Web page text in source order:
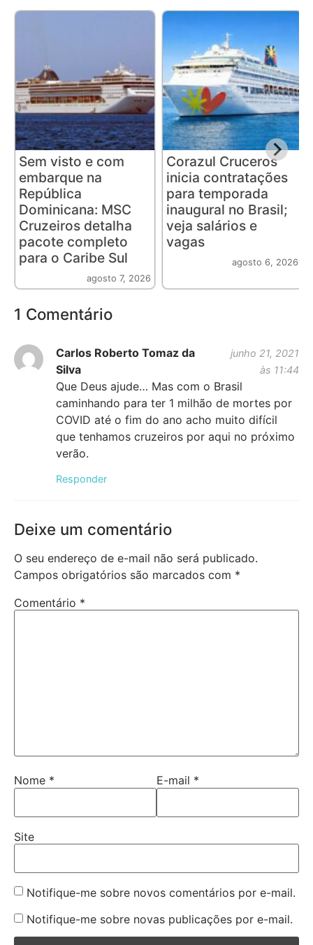
Sem visto e com
embarque na
República
Dominicana: MSC
Cruzeiros detalha
pacote completo
para o Caribe Sul
agosto 7, 2026
Corazul Cruceros
inicia contratações
para temporada
inaugural no Brasil;
veja salários e
vagas
agosto 6, 2026
1 Comentário
Carlos Roberto Tomaz da
Silva
junho 21, 2021
às 11:44
Que Deus ajude… Mas com o Brasil
caminhando para ter 1 milhão de mortes por
COVID até o fim do ano acho muito difícil
que tenhamos cruzeiros por aqui no próximo
verão.
Responder
Deixe um comentário
O seu endereço de e-mail não será publicado.
Campos obrigatórios são marcados com *
Comentário *
Nome * E-mail *
Site
Notifique-me sobre novos comentários por e-mail.
Notifique-me sobre novas publicações por e-mail.